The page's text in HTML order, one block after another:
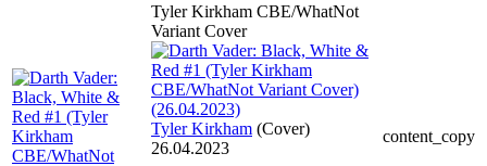
Tyler Kirkham CBE/WhatNot
Variant Cover
Tyler Kirkham (Cover)
26.04.2023
content_copy